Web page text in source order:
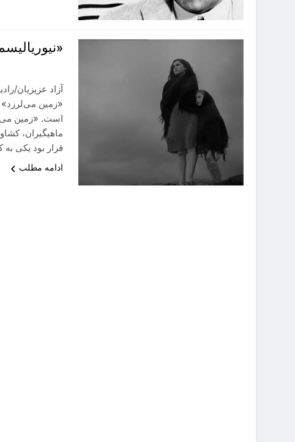
آزاد عزیزیان/
است. «زمین
ماهیگیران،
قرار بود یکی
ادامه مطلب